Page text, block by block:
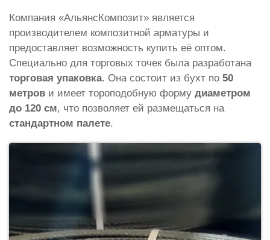
Компания «АльянсКомпозит» является
производителем композитной арматуры и
предоставляет возможность купить её оптом.
Специально для торговых точек была разработана
торговая упаковка. Она состоит из бухт по 50
метров и имеет тороподобную форму диаметром
до 120 см, что позволяет ей размещаться на
стандартном палете.